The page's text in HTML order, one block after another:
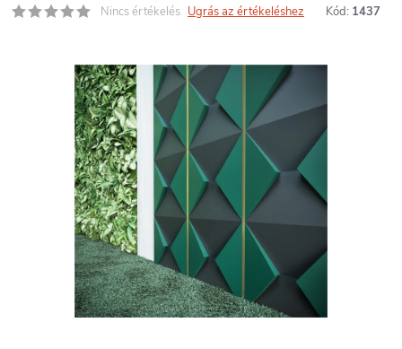
Nincs értékelés Ugrás az értékeléshez Kód: 1437